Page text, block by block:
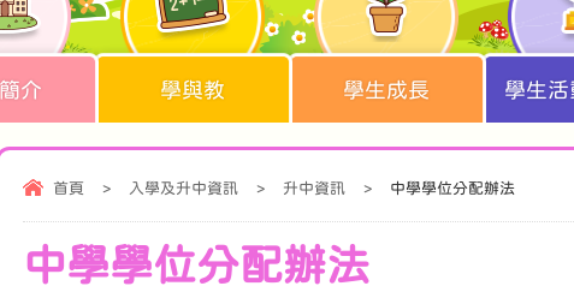
介 學與教 學生成長 學生
首頁 > 入學及升中資訊 > 升中資訊 > 中學學位分配辦法
中學學位分配辦法